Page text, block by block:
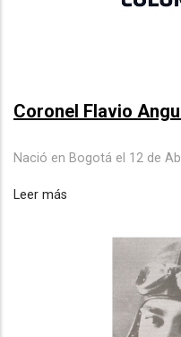
Coronel Flavio
Nació en Bogotá el 12 de
Leer más